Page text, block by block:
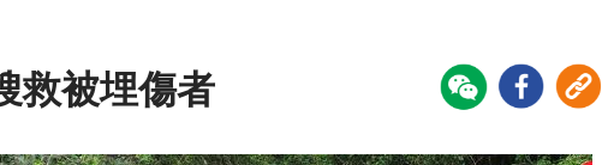
救被埋傷者